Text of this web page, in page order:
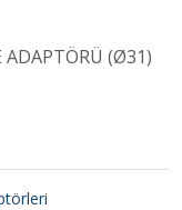
ADAPTÖRÜ (Ø31)